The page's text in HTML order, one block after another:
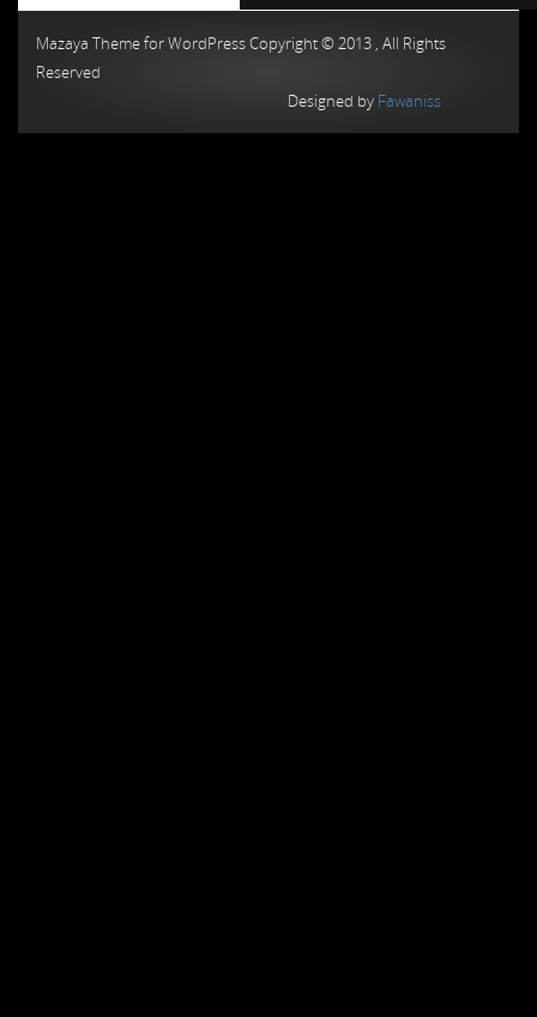
Mazaya Theme for WordPress Copyright © 2013 , All Rights
Reserved
Designed by Fawaniss